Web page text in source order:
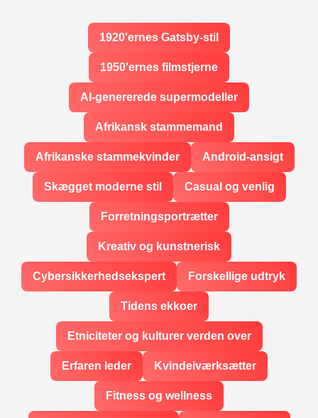
1920'ernes Gatsby-stil
1950'ernes filmstjerne
AI-genererede supermodeller
Afrikansk stammemand
Afrikanske stammekvinder Android-ansigt
Skægget moderne stil Casual og venlig
Forretningsportrætter
Kreativ og kunstnerisk
Cybersikkerhedsekspert Forskellige udtryk
Tidens ekkoer
Etniciteter og kulturer verden over
Erfaren leder Kvindeiværksætter
Fitness og wellness